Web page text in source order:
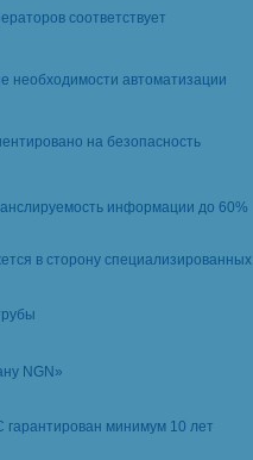
соответствует
необходимости автоматизации
на безопасность
информации до 60%
в сторону специализированных
NGN»
гарантирован минимум 10 лет